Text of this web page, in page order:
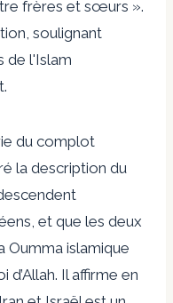
frères et sœurs ».
soulignant
de l'Islam
du complot
la description du
et que les deux
Oumma islamique
d’Allah. Il affirme en